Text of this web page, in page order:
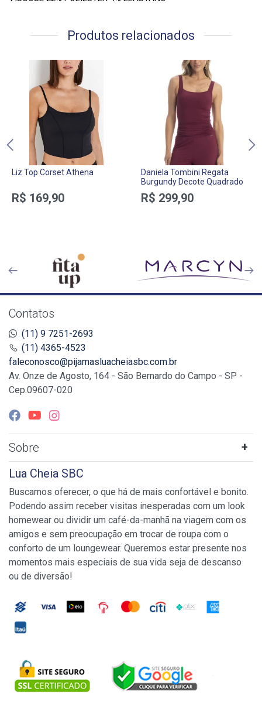
Produtos relacionados
Liz Top Corset Athena
R$ 169,90
Daniela Tombini Regata
Burgundy Decote Quadrado
R$ 299,90
Contatos
(11) 9 7251-2693
(11) 4365-4523
faleconosco@pijamasluacheiasbc.com.br
Av. Onze de Agosto, 164 - São Bernardo do Campo - SP -
Cep.09607-020
Sobre
Lua Cheia SBC
Buscamos oferecer, o que há de mais confortável e bonito.
Podendo assim receber visitas inesperadas com um look
homewear ou dividir um café-da-manhã na viagem com os
amigos e sem preocupação em trocar de roupa com o
conforto de um loungewear. Queremos estar presente nos
momentos mais especiais de sua vida seja de descanso
ou de diversão!